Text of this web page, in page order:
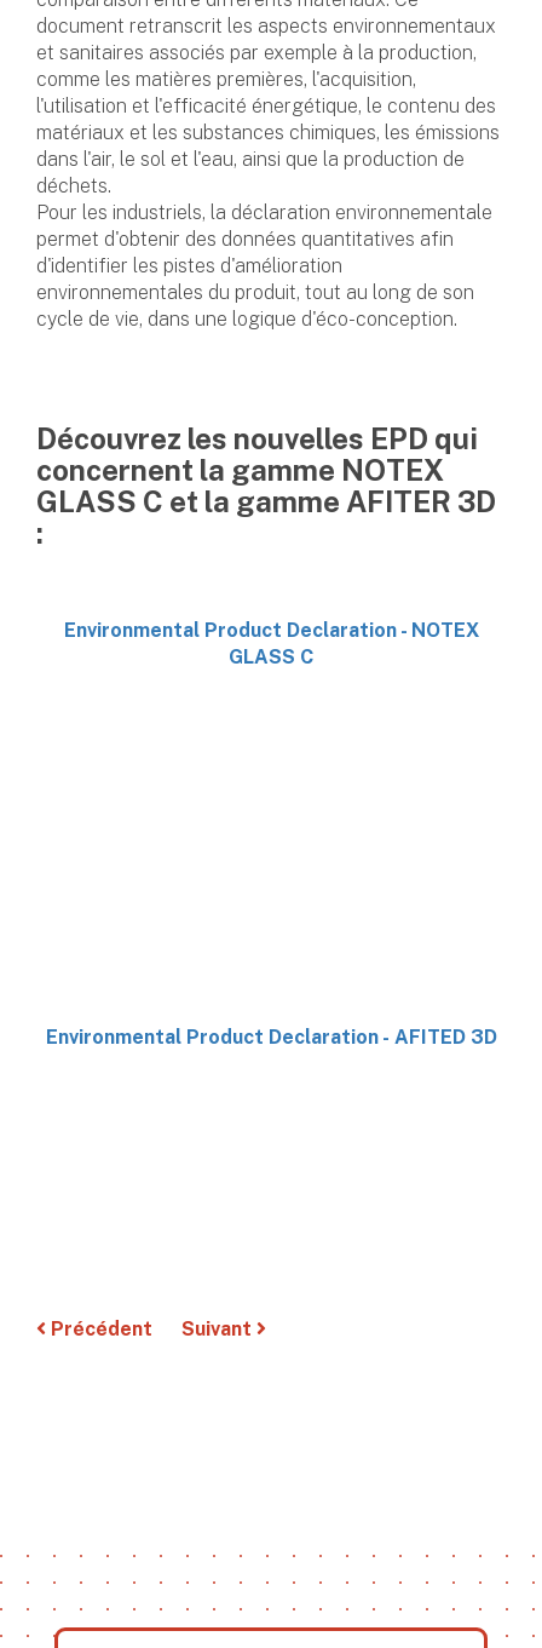
document retranscrit les aspects environnementaux
et sanitaires associés par exemple à la production,
comme les matières premières, l'acquisition,
l'utilisation et l'efficacité énergétique, le contenu des
matériaux et les substances chimiques, les émissions
dans l'air, le sol et l'eau, ainsi que la production de
déchets.
Pour les industriels, la déclaration environnementale
permet d'obtenir des données quantitatives afin
d'identifier les pistes d'amélioration
environnementales du produit, tout au long de son
cycle de vie, dans une logique d'éco-conception.
Découvrez les nouvelles EPD qui
concernent la gamme NOTEX
GLASS C et la gamme AFITER 3D
:
Environmental Product Declaration - NOTEX
GLASS C
Environmental Product Declaration - AFITED 3D
Précédent Suivant